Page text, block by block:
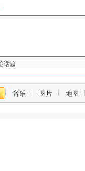
音乐 图片 地图